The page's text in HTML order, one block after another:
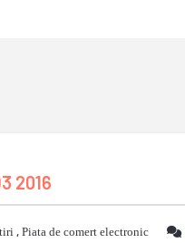
2016
, Piata de comert electronic